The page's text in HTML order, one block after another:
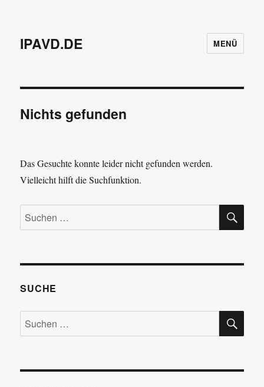
IPAVD.DE MENÜ
Nichts gefunden
Das Gesuchte konnte leider nicht gefunden werden.
Vielleicht hilft die Suchfunktion.
Suchen
nach:
SUCHE
Suchen
nach: